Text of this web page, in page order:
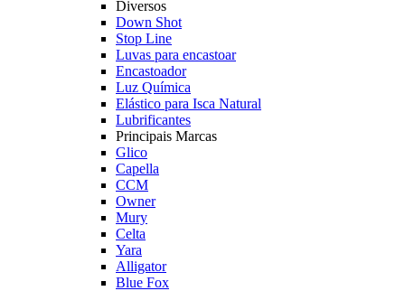
Diversos
Down Shot
Stop Line
Luvas para encastoar
Encastoador
Luz Química
Elástico para Isca Natural
Lubrificantes
Principais Marcas
Glico
Capella
CCM
Owner
Mury
Celta
Yara
Alligator
Blue Fox